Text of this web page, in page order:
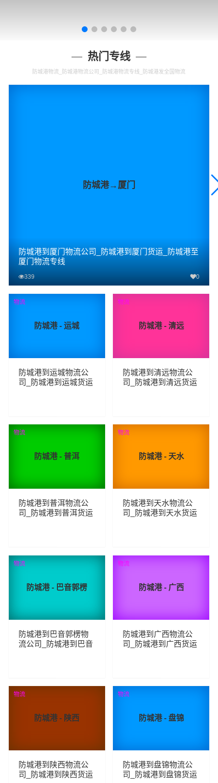
热门专线
防城港物流_防城港物流公司_防城港物流专线_防城港发全国物流
防城港→厦门
防城港到厦门物流公司_防城港到厦门货运_防城港至
厦门物流专线
339 0
查看详细
防城港 - 运城
防城港到运城物流公
司_防城港到运城货运
201 查看详细
物流
防城港 - 清远
防城港到清远物流公
司_防城港到清远货运
287 查看详细
物流
防城港 - 普洱
防城港到普洱物流公
司_防城港到普洱货运
227 查看详细
物流
防城港 - 天水
防城港到天水物流公
司_防城港到天水货运
214 查看详细
物流
防城港 - 巴音郭楞
防城港到巴音郭楞物
流公司_防城港到巴音
247 查看详细
物流
防城港 - 广西
防城港到广西物流公
司_防城港到广西货运
234 查看详细
物流
防城港 - 陕西
防城港到陕西物流公
司_防城港到陕西货运
物流
防城港 - 盘锦
防城港到盘锦物流公
司_防城港到盘锦货运
物流